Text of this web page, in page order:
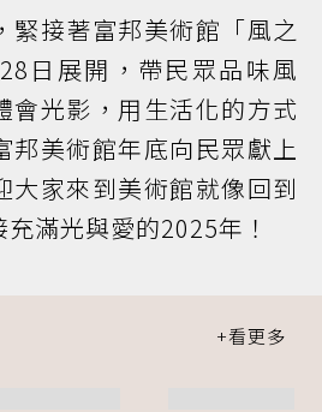
緊接著富邦美術館「風之
日展開，帶民眾品味風
會光影，用生活化的方式
邦美術館年底向民眾獻上
大家來到美術館就像回到
滿光與愛的2025年！